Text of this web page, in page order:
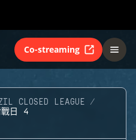
Co-streaming
CLOSED LEAGUE
日 4